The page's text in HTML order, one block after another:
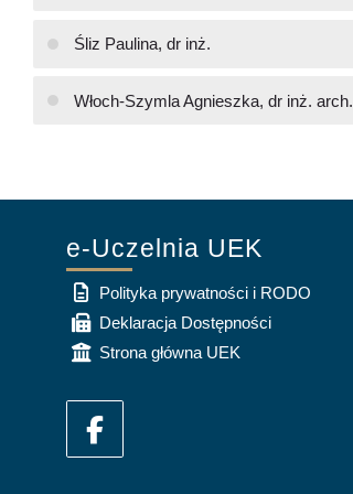
Śliz Paulina, dr inż.
Włoch-Szymla Agnieszka, dr inż. arch.
e-Uczelnia UEK
Polityka prywatności i RODO
Deklaracja Dostępności
Strona główna UEK